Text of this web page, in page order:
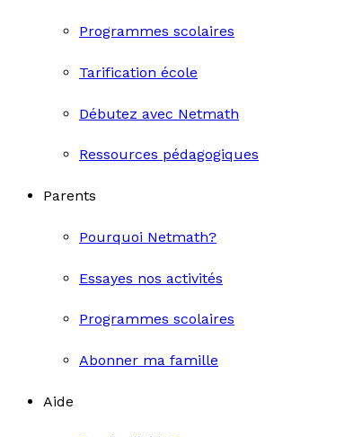
Programmes scolaires
Tarification école
Débutez avec Netmath
Ressources pédagogiques
Parents
Pourquoi Netmath?
Essayes nos activités
Programmes scolaires
Abonner ma famille
Aide